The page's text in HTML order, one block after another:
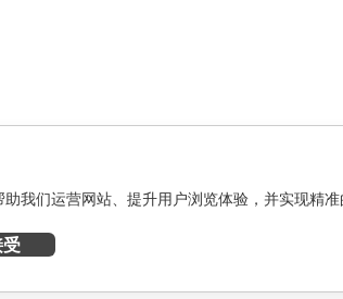
我们运营网站、提升用户浏览体验，并实现精